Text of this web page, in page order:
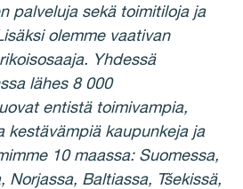
palveluja sekä toimitiloja ja
olemme vaativan
Yhdessä
lähes 8 000
entistä toimivampia,
kestävämpiä kaupunkeja ja
10 maassa: Suomessa,
Norjassa, Baltiassa, Tšekissä,